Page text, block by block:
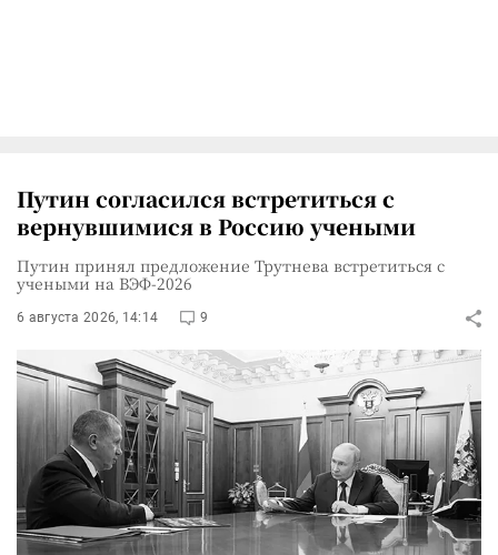
Путин согласился встретиться с
вернувшимися в Россию учеными
Путин принял предложение Трутнева встретиться с
учеными на ВЭФ-2026
6 августа 2026, 14:14 9